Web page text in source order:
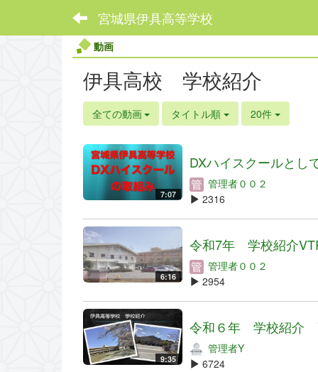
宮城県伊具高等学校
動画
伊具高校 学校紹介
全ての動画 タイトル順 20件
7:07
DXハイスクールとし
管理者００２
2316
6:16
令和7年 学校紹介
管理者００２
2954
9:35
令和６年 学校紹介
管理者Y
6724